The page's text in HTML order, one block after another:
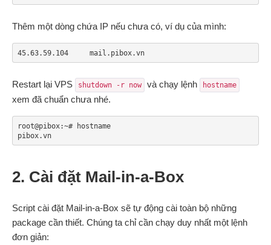
Thêm một dòng chứa IP nếu chưa có, ví dụ của mình:
45.63.59.104     mail.pibox.vn
Restart lại VPS shutdown -r now và chạy lệnh hostname
xem đã chuẩn chưa nhé.
root@pibox:~# hostname
pibox.vn
2. Cài đặt Mail-in-a-Box
Script cài đặt Mail-in-a-Box sẽ tự động cài toàn bộ những
package cần thiết. Chúng ta chỉ cần chạy duy nhất một lệnh
đơn giản: